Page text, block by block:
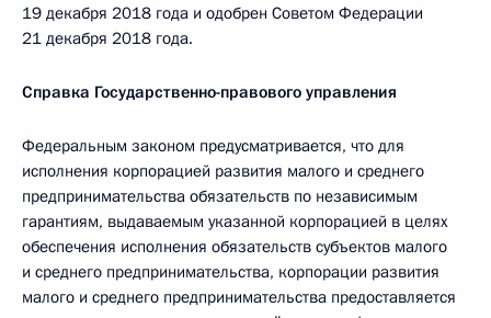
19 декабря 2018 года и одобрен Советом Федерации
21 декабря 2018 года.
Справка Государственно-правового управления
Федеральным законом предусматривается, что для
исполнения корпорацией развития малого и среднего
предпринимательства обязательств по независимым
гарантиям, выдаваемым указанной корпорацией в целях
обеспечения исполнения обязательств субъектов малого
и среднего предпринимательства, корпорации развития
малого и среднего предпринимательства предоставляется